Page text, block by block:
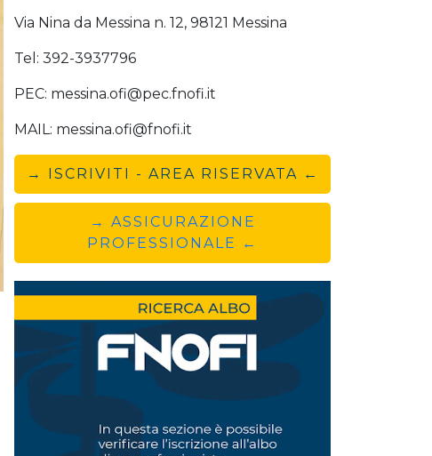
Via Nina da Messina n. 12, 98121 Messina
Tel: 392-3937796
PEC: messina.ofi@pec.fnofi.it
MAIL: messina.ofi@fnofi.it
→ ISCRIVITI - AREA RISERVATA ←
→ ASSICURAZIONE
PROFESSIONALE ←